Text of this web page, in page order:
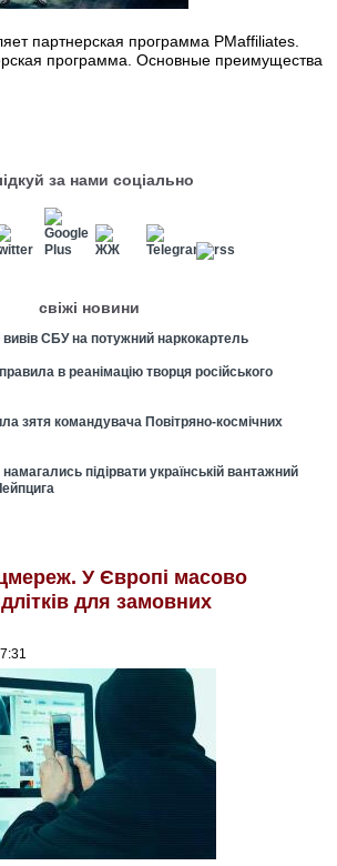
партнерская программа PMaffiliates.
программа. Основные преимущества
за нами соціально
свіжі новини
СБУ на потужний наркокартель
в реанімацію творця російського
зятя командувача Повітряно-космічних
підірвати українській вантажний
У Європі масово
для замовних